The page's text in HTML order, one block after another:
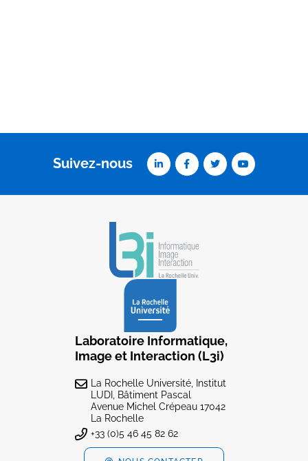
Suivez-nous
Laboratoire Informatique,
Image et Interaction (L3i)
La Rochelle Université, Institut
LUDI, Bâtiment Pascal
Avenue Michel Crépeau 17042
La Rochelle
+33 (0)5 46 45 82 62